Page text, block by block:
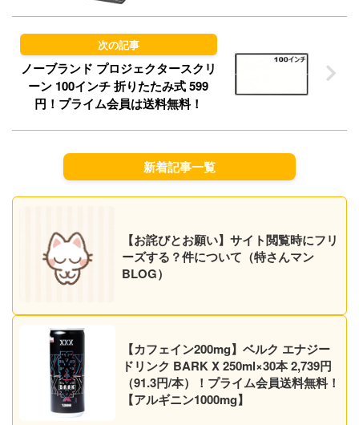
ノーブランド プロジェクタースクリ
ーン 100インチ 折りたたみ式 599
円！プライム会員は送料無料！
新着記事一覧
【お詫びとお願い】サイト閲覧時にフリ
ーズする？件について（特さんマン
BLOG）
【カフェイン200mg】ベルク エナジー
ドリンク BARK X 250ml×30本 2,739円
（91.3円/本）！プライム会員送料無料！
【アルギニン1000mg】